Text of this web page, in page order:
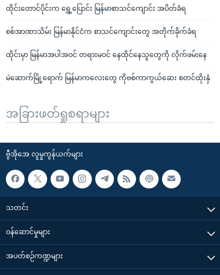
ထိုင်းတောင်ပိုင်းက ရွှေ့ပြောင်း မြန်မာစာသင်ကျောင်း အပိတ်ခံရ
စစ်အာဏာသိမ်း မြန်မာနိုင်ငံက စာသင်ကျောင်းတွေ အတိုက်ခိုက်ခံရ
ထိုင်းမှာ မြန်မာအပါအဝင် တရားမဝင် နေထိုင်နေသူတွေကို လိုက်ဖမ်းနေ
မဲဆောက်မြို့ရောက် မြန်မာကလေးတွေ ကိုဗစ်ကာကွယ်ဆေး စတင်ထိုးနှံ
အခြားဖတ်ရှုစရာများ
ဗွီအိုအေ လူမှုကွန်ယက်များ
သတင်း
၀န်ဆောင်မှုများ
အပတ်စဉ်ကဏ္ဍများ